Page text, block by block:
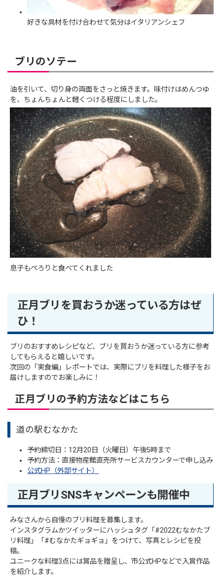
好きな具材を付け合わせて気分はイタリアンシェフ
ブリのソテー
油を引いて、切り身の両面をさっと焼きます。味付けはめんつゆ
を、ちょんちょんと軽くつける程度にしました。
息子もぺろりと食べてくれました
正月ブリを買おうか迷っている方はぜ
ひ！
ブリのおすすめレシピなど、ブリを買おうか迷っている方に参考
してもらえると嬉しいです。
次回の「実食編」レポートでは、実際にブリを料理した様子をお
届けしますのでお楽しみに！
正月ブリの予約方法などはこちら
道の駅むなかた
予約締切日：12月20日（火曜日）午後5時まで
予約方法：直接物産館直売所サービスカウンターで申し込み
公式HP（外部サイト）
正月ブリSNSキャンペーンも開催中
みなさんから自慢のブリ料理を募集します。
インスタグラムかツイッターにハッシュタグ「#2022むなかたブ
リ料理」「#むなかたギョギョ」をつけて、写真とレシピを投
稿。
ユニークな料理3点には賞品を贈呈し、市公式HPなどで入賞作品
を紹介します。